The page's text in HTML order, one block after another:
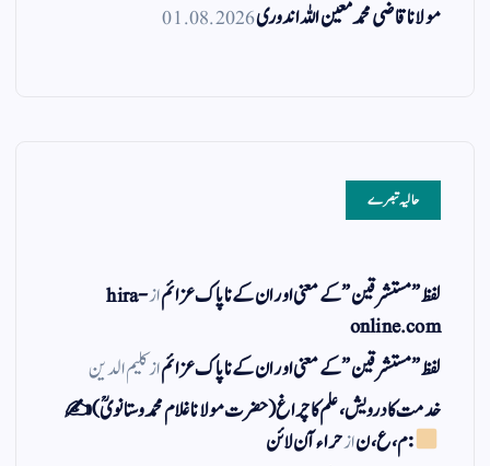
مولانا قاضی محمد معین اللہ اندوری01.08.2026
حالیہ تبصرے
لفظ ” مستشرقین ” کے معنی اور ان کے نا پاک عزائمازhira-
online.com
لفظ ” مستشرقین ” کے معنی اور ان کے نا پاک عزائمازکلیم الدین
خدمت کا درویش، علم کا چراغ(حضرت مولانا غلام محمد وستانویؒ)✍
: م ، ع ، نازحراء آن لائن